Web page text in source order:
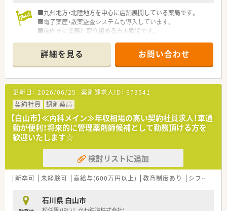
■九州地方・北陸地方を中心に店舗展開している薬局です。
■電子薬歴・散薬監査システムも導入しています。
■前向きに業務に取り組める方大歓迎です。
利厚生も充実しています。
詳細を見る お問い合わせ
更新日： 2026/06/25 薬剤師求人ID： 673541
契約社員
調剤薬局
【白山市】≪内科メイン≫年収相場の高い契約社員求人！車通
勤が便利！将来的に管理薬剤師候補として勤務頂ける方を
歓迎いたします☆
検討リストに追加
新卒可 未経験可 高給与(600万円以上) 教育制度あり シフト制
石川県 白山市